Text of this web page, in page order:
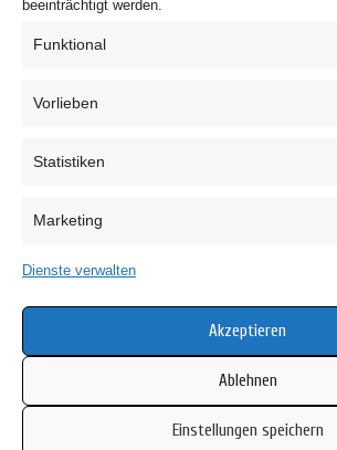
beeinträchtigt werden.
Funktional
Vorlieben
Statistiken
Marketing
Dienste verwalten
Akzeptieren
Ablehnen
Einstellungen speichern
Cookie-Richtlinie (EU)